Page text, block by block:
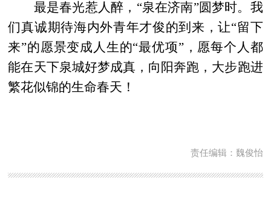
最是春光惹人醉，“泉在济南”圆梦时。我
们真诚期待海内外青年才俊的到来，让“留下
来”的愿景变成人生的“最优项”，愿每个人都
能在天下泉城好梦成真，向阳奔跑，大步跑进
繁花似锦的生命春天！
责任编辑：魏俊怡